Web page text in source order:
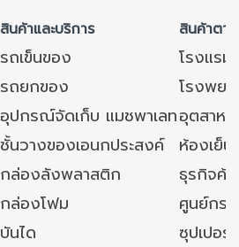
สินค้าและบริการ สินค้าตา
รถเข็นของ
โรงแร
รถยกของ
โรงพย
อุปกรณ์จัดเก็บ แมชพาเลทอุตสาหก
ชั้นวางของเอนกประสงค์
ห้องเย็
กล่องลังพลาสติก
ธุรกิจค้
กล่องโฟม
ศูนย์กร
บันได
ซุปเปอ